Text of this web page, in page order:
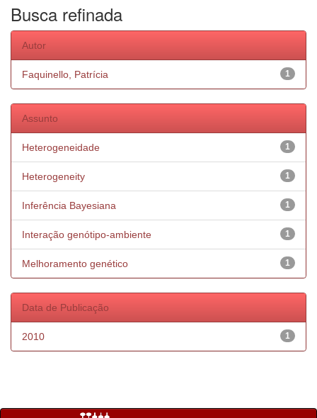
Busca refinada
Autor
1
Faquinello, Patrícia
Assunto
1
Heterogeneidade
1
Heterogeneity
1
Inferência Bayesiana
1
Interação genótipo-ambiente
1
Melhoramento genético
Data de Publicação
1
2010